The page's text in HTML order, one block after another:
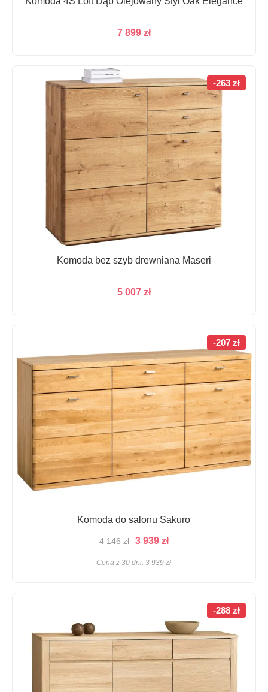
7 899 zł
-263 zł
Komoda bez szyb drewniana Maseri
5 007 zł
-207 zł
Komoda do salonu Sakuro
4 146zł
Pierwotna
3 939 złAktualna
Cena z 30 dni:3 939zł
-288 zł